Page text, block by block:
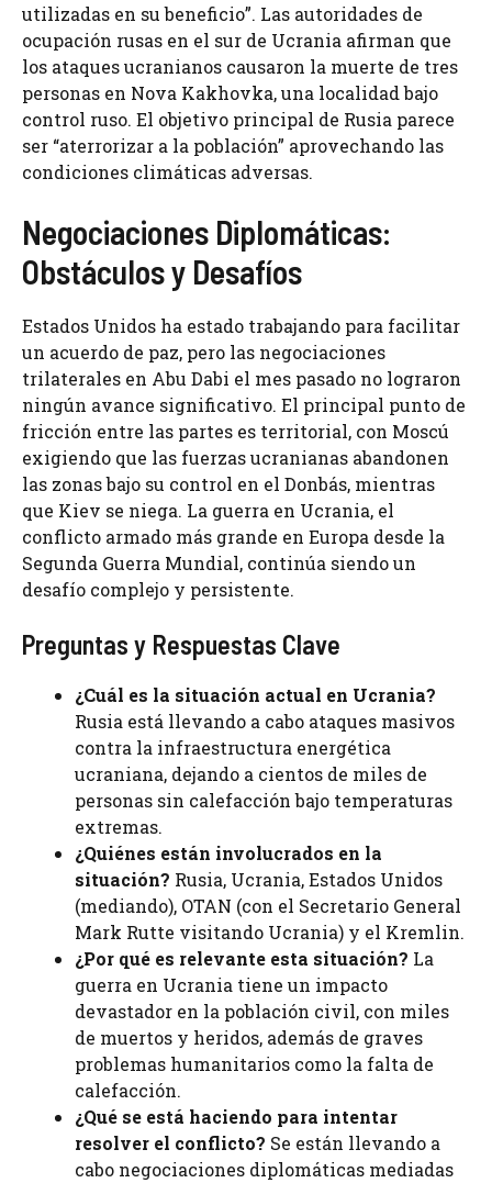
utilizadas en su beneficio”. Las autoridades de
ocupación rusas en el sur de Ucrania afirman que
los ataques ucranianos causaron la muerte de tres
personas en Nova Kakhovka, una localidad bajo
control ruso. El objetivo principal de Rusia parece
ser “aterrorizar a la población” aprovechando las
condiciones climáticas adversas.
Negociaciones Diplomáticas:
Obstáculos y Desafíos
Estados Unidos ha estado trabajando para facilitar
un acuerdo de paz, pero las negociaciones
trilaterales en Abu Dabi el mes pasado no lograron
ningún avance significativo. El principal punto de
fricción entre las partes es territorial, con Moscú
exigiendo que las fuerzas ucranianas abandonen
las zonas bajo su control en el Donbás, mientras
que Kiev se niega. La guerra en Ucrania, el
conflicto armado más grande en Europa desde la
Segunda Guerra Mundial, continúa siendo un
desafío complejo y persistente.
Preguntas y Respuestas Clave
¿Cuál es la situación actual en Ucrania?
Rusia está llevando a cabo ataques masivos
contra la infraestructura energética
ucraniana, dejando a cientos de miles de
personas sin calefacción bajo temperaturas
extremas.
¿Quiénes están involucrados en la
situación? Rusia, Ucrania, Estados Unidos
(mediando), OTAN (con el Secretario General
Mark Rutte visitando Ucrania) y el Kremlin.
¿Por qué es relevante esta situación? La
guerra en Ucrania tiene un impacto
devastador en la población civil, con miles
de muertos y heridos, además de graves
problemas humanitarios como la falta de
calefacción.
¿Qué se está haciendo para intentar
resolver el conflicto? Se están llevando a
cabo negociaciones diplomáticas mediadas